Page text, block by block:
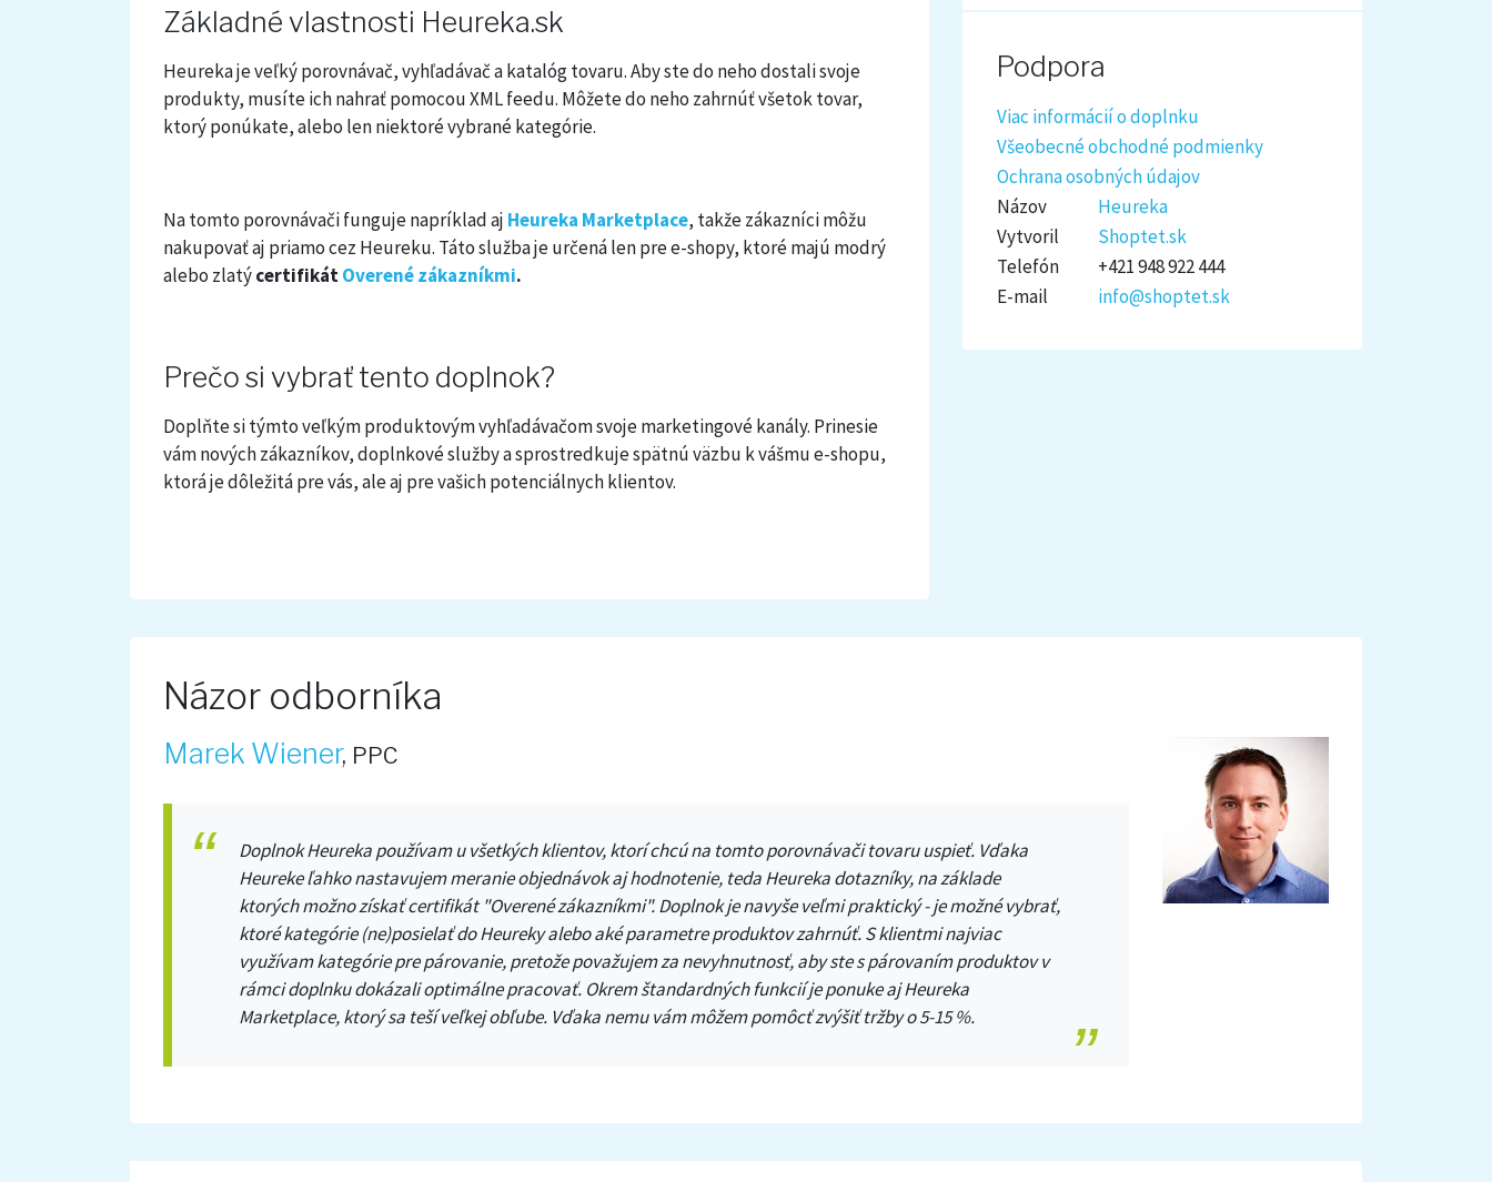
Základné vlastnosti Heureka.sk
Heureka je veľký porovnávač, vyhľadávač a katalóg tovaru. Aby ste do neho dostali svoje
produkty, musíte ich nahrať pomocou XML feedu. Môžete do neho zahrnúť všetok tovar,
ktorý ponúkate, alebo len niektoré vybrané kategórie.
Na tomto porovnávači funguje napríklad aj Heureka Marketplace, takže zákazníci môžu
nakupovať aj priamo cez Heureku. Táto služba je určená len pre e-shopy, ktoré majú modrý
alebo zlatýcertifikátOverené zákazníkmi.
Prečo si vybrať tento doplnok?
Doplňte si týmto veľkým produktovým vyhľadávačom svoje marketingové kanály. Prinesie
vám nových zákazníkov, doplnkové služby a sprostredkuje spätnú väzbu k vášmu e-shopu,
ktorá je dôležitá pre vás, ale aj pre vašich potenciálnych klientov.
Podpora
Viac informácií o doplnku
Všeobecné obchodné podmienky
Ochrana osobných údajov
Názov
Heureka
Vytvoril
Shoptet.sk
Telefón
+421 948 922 444
E-mail
info@shoptet.sk
Názor odborníka
Marek Wiener, PPC
Doplnok Heureka používam u všetkých klientov, ktorí chcú na tomto porovnávači tovaru uspieť. Vďaka
Heureke ľahko nastavujem meranie objednávok aj hodnotenie, teda Heureka dotazníky, na základe
ktorých možno získať certifikát "Overené zákazníkmi". Doplnok je navyše veľmi praktický - je možné vybrať,
ktoré kategórie (ne)posielať do Heureky alebo aké parametre produktov zahrnúť. S klientmi najviac
využívam kategórie pre párovanie, pretože považujem za nevyhnutnosť, aby ste s párovaním produktov v
rámci doplnku dokázali optimálne pracovať. Okrem štandardných funkcií je ponuke aj Heureka
Marketplace, ktorý sa teší veľkej obľube. Vďaka nemu vám môžem pomôcť zvýšiť tržby o 5-15 %.